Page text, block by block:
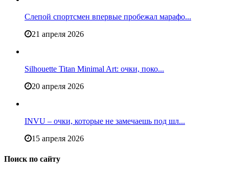
Слепой спортсмен впервые пробежал марафо...
21 апреля 2026
Silhouette Titan Minimal Art: очки, поко...
20 апреля 2026
INVU – очки, которые не замечаешь под шл...
15 апреля 2026
Поиск по сайту